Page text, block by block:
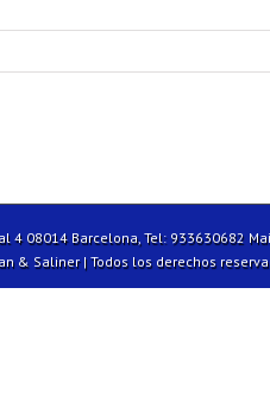
4 08014 Barcelona, Tel: 933630682
& Saliner | Todos los derechos